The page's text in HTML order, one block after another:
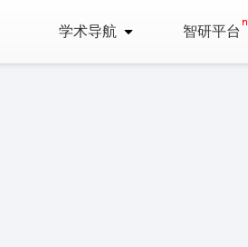
学术导航 智研平台